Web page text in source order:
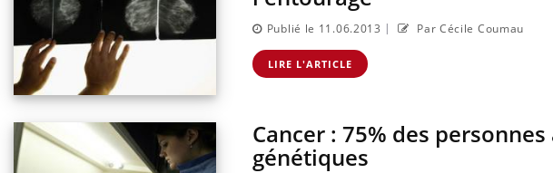
Publié le 11.06.2013 | Par Cécile Coumau
LIRE L'ARTICLE
Cancer : 75% des
génétiques